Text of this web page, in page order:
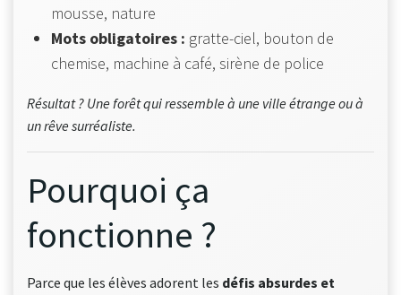
mousse, nature
Mots obligatoires : gratte-ciel, bouton de
chemise, machine à café, sirène de police
Résultat ? Une forêt qui ressemble à une ville étrange ou à
un rêve surréaliste.
Pourquoi ça
fonctionne ?
Parce que les élèves adorent les défis absurdes et